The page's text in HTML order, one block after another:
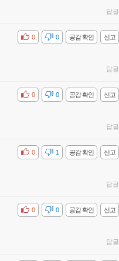
답글
신고
공감 확인
비공감 0
0
답글
신고
공감 확인
비공감 0
0
답글
신고
공감 확인
비공감 1
0
답글
신고
공감 확인
비공감 0
0
답글